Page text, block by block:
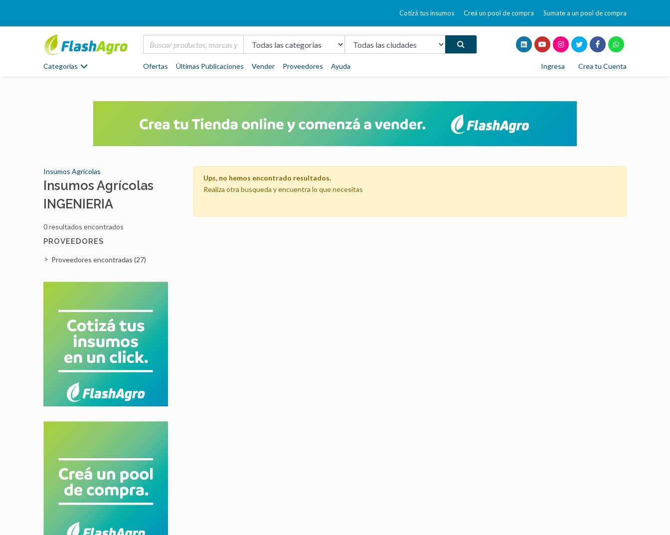
Cotizá tus insumos Creá un pool de compra Sumate a un pool de compra
Categorías Ofertas Últimas Publicaciones Vender Proveedores Ayuda Ingresa Crea tu Cuenta
Ups, no hemos encontrado resultados.
Realiza otra busqueda y encuentra lo que necesitas
Insumos Agrícolas
Insumos Agrícolas
INGENIERIA
0 resultados encontrados
PROVEEDORES
Proveedores encontradas (27)